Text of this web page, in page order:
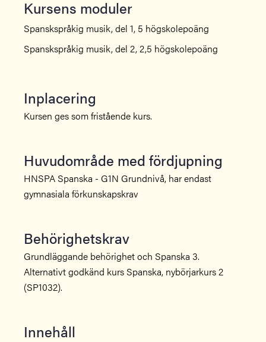
Kursens moduler
Spanskspråkig musik, del 1, 5 högskolepoäng
Spanskspråkig musik, del 2, 2,5 högskolepoäng
Inplacering
Kursen ges som fristående kurs.
Huvudområde med fördjupning
HNSPA Spanska - G1N Grundnivå, har endast
gymnasiala förkunskapskrav
Behörighetskrav
Grundläggande behörighet och Spanska 3.
Alternativt godkänd kurs Spanska, nybörjarkurs 2
(SP1032).
Innehåll